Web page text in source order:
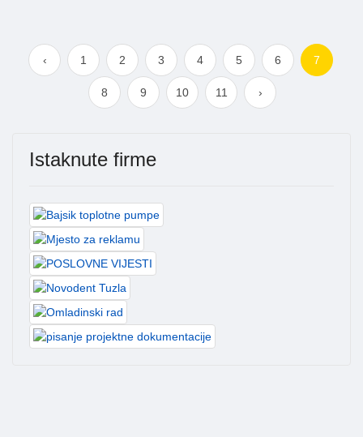
‹ 1 2 3 4 5 6 7
8 9 10 11 ›
Istaknute firme